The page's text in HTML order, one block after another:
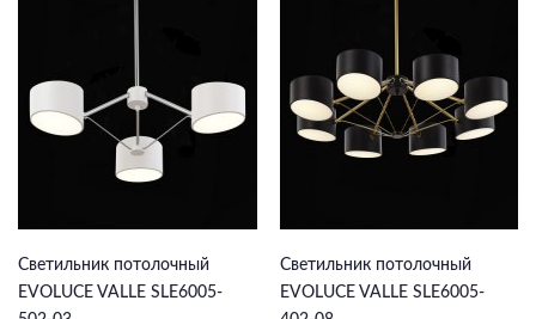
Светильник потолочный
EVOLUCE VALLE SLE6005-
Светильник потолочный
EVOLUCE VALLE SLE6005-